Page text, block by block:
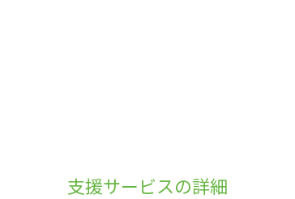
支援サービスの詳細